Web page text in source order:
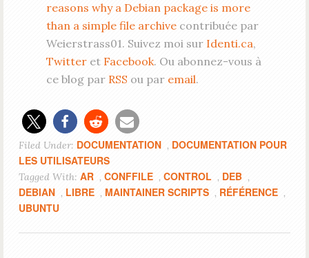
reasons why a Debian package is more
than a simple file archivecontribuée par
Weierstrass01. Suivez moi sur Identi.ca,
Twitteret Facebook. Ou abonnez-vous à
ce blog par RSS ou par email.
Filed Under: DOCUMENTATION , DOCUMENTATION POUR
LES UTILISATEURS
Tagged With: AR , CONFFILE , CONTROL , DEB ,
DEBIAN , LIBRE , MAINTAINER SCRIPTS , RÉFÉRENCE ,
UBUNTU